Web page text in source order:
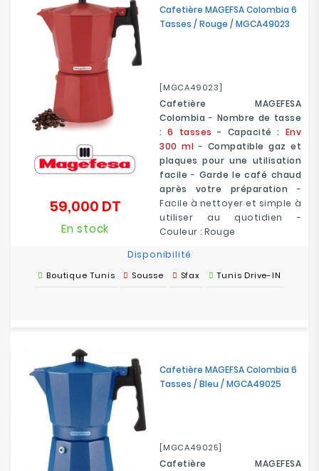
Cafetière MAGEFSA Colombia 6
Tasses / Rouge / MGCA49023
[MGCA49023]
Cafetière MAGEFESA
Colombia - Nombre de tasse
: 6 tasses - Capacité : Env
300 ml - Compatible gaz et
plaques pour une utilisation
facile - Garde le café chaud
après votre préparation -
Facile à nettoyer et simple à
utiliser au quotidien -
Couleur : Rouge
59,000 DT
En stock
Disponibilité
Boutique Tunis Sousse Sfax Tunis Drive-IN
Cafetière MAGEFSA Colombia 6
Tasses / Bleu / MGCA49025
[MGCA49025]
Cafetière MAGEFESA